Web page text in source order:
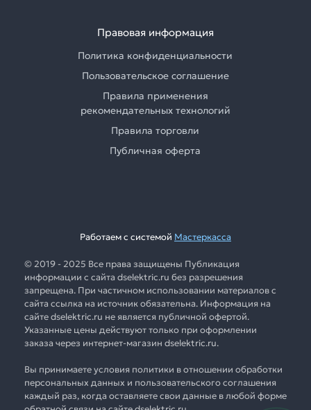
Правовая информация
Политика конфиденциальности
Пользовательское соглашение
Правила применения
рекомендательных технологий
Правила торговли
Публичная оферта
Работаем с системой Мастеркасса
© 2019 - 2025 Все права защищены Публикация
информации с сайта dselektric.ru без разрешения
запрещена. При частичном использовании материалов с
сайта ссылка на источник обязательна. Информация на
сайте dselektric.ru не является публичной офертой.
Указанные цены действуют только при оформлении
заказа через интернет-магазин dselektric.ru.
Вы принимаете условия политики в отношении обработки
персональных данных и пользовательского соглашения
каждый раз, когда оставляете свои данные в любой форме